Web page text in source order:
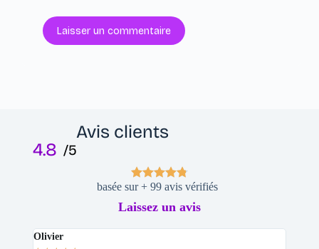
Laisser un commentaire
Avis clients
4.8 /5
basée sur + 99 avis vérifiés
Laissez un avis
Olivier